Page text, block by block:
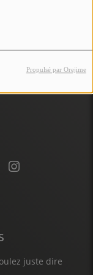
Propulsé par Orejime
juste dire